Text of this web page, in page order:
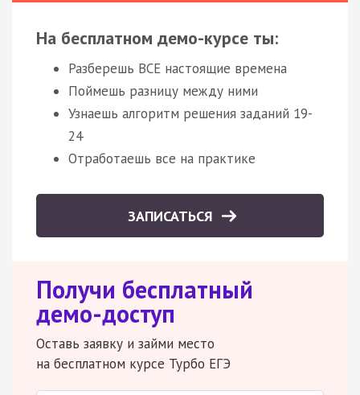
На бесплатном демо-курсе ты:
Разберешь ВСЕ настоящие времена
Поймешь разницу между ними
Узнаешь алгоритм решения заданий 19-
24
Отработаешь все на практике
ЗАПИСАТЬСЯ
Получи бесплатный
демо-доступ
Оставь заявку и займи место
на бесплатном курсе Турбо ЕГЭ